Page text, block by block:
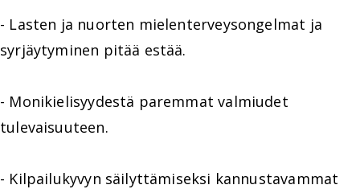
- Lasten ja nuorten mielenterveysongelmat ja
syrjäytyminen pitää estää.
- Monikielisyydestä paremmat valmiudet
tulevaisuuteen.
- Kilpailukyvyn säilyttämiseksi kannustavammat